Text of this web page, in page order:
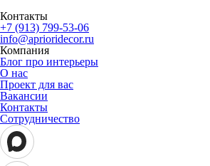
Контакты
+7 (913) 799-53-06
info@aprioridecor.ru
Компания
Блог про интерьеры
О нас
Проект для вас
Вакансии
Контакты
Сотрудничество